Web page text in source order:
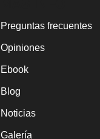
Preguntas frecuentes
Opiniones
Ebook
Blog
Noticias
Galería